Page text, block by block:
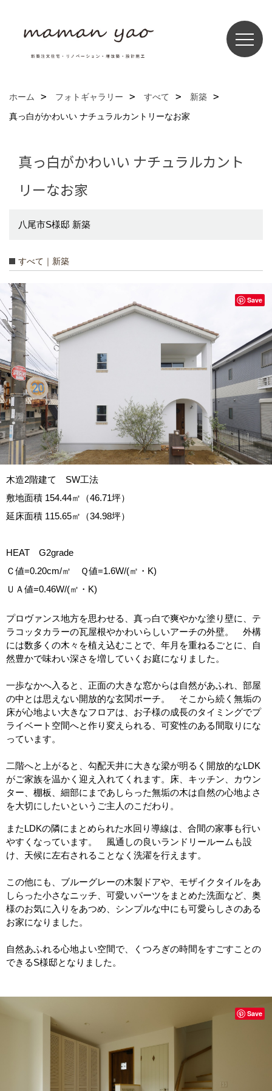
ホーム フォトギャラリー すべて
新築
真っ白がかわいい ナチュラルカントリーなお家
真っ白がかわいい ナチュラルカント
リーなお家
八尾市S様邸 新築
すべて｜新築
木造2階建て SW工法
敷地面積 154.44㎡（46.71坪）
延床面積 115.65㎡（34.98坪）
​HEAT G2grade
Ｃ値=0.20cm/㎡ Ｑ値=1.6W/(㎡・K)
ＵＡ値=0.46W/(㎡・K)
プロヴァンス地方を思わせる、真っ白で爽やかな塗り壁に、テ
ラコッタカラーの瓦屋根やかわいらしいアーチの外壁。 外構
には数多くの木々を植え込むことで、年月を重ねるごとに、自
然豊かで味わい深さを増していくお庭になりました。
一歩なかへ入ると、正面の大きな窓からは自然があふれ、部屋
の中とは思えない開放的な玄関ポーチ。 そこから続く無垢の
床が心地よい大きなフロアは、お子様の成長のタイミングでプ
ライベート空間へと作り変えられる、可変性のある間取りにな
っています。
二階へと上がると、勾配天井に大きな梁が明るく開放的なLDK
がご家族を温かく迎え入れてくれます。床、キッチン、カウン
ター、棚板、細部にまであしらった無垢の木は自然の心地よさ
を大切にしたいというご主人のこだわり。
またLDKの隣にまとめられた水回り導線は、合間の家事も行い
やすくなっています。 風通しの良いランドリールームも設
け、天候に左右されることなく洗濯を行えます。
この他にも、ブルーグレーの木製ドアや、モザイクタイルをあ
しらった小さなニッチ、可愛いパーツをまとめた洗面など、奥
様のお気に入りをあつめ、 シンプルな中にも可愛らしさのある
お家になりました。
自然あふれる心地よい空間で、くつろぎの時間をすごすことの
できるS様邸となりました。
Save
Save